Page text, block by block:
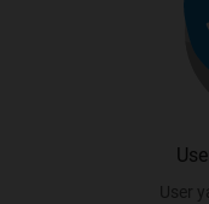
User